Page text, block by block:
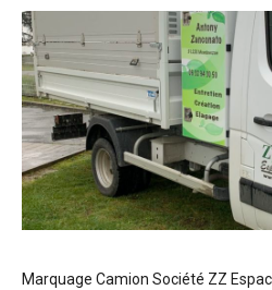
Marquage Camion Société ZZ